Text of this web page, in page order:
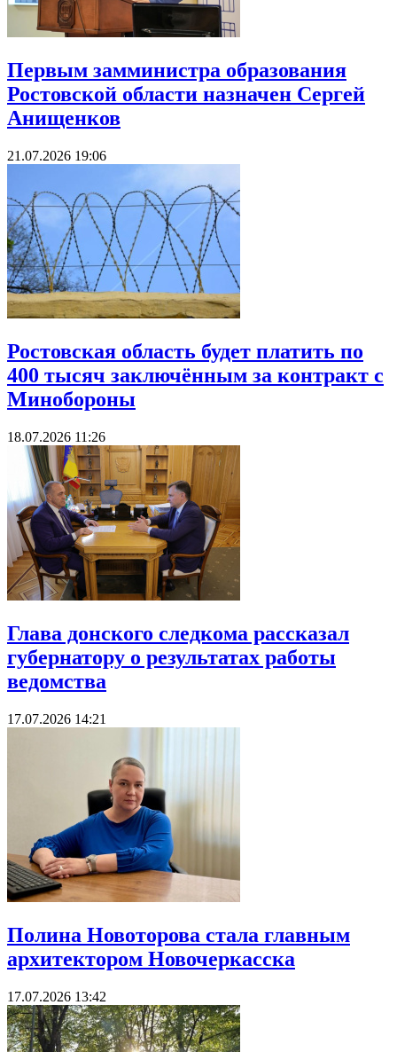
Первым замминистра образования
Ростовской области назначен Сергей
Анищенков
21.07.2026 19:06
Ростовская область будет платить по
400 тысяч заключённым за контракт с
Минобороны
18.07.2026 11:26
Глава донского следкома рассказал
губернатору о результатах работы
ведомства
17.07.2026 14:21
Полина Новоторова стала главным
архитектором Новочеркасска
17.07.2026 13:42